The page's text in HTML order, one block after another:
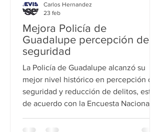
Mejora Policía de
Guadalupe percepción de
seguridad
La Policía de Guadalupe alcanzó su
mejor nivel histórico en percepción de
seguridad y reducción de delitos, esto
de acuerdo con la Encuesta Nacional
que realiza el INEGI. En 2018, la
Carlos Hernandez
23 feb